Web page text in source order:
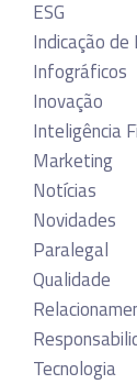
ESG
Indicação
Infográficos
Inovação
Inteligência
Marketing
Notícias
Novidades
Paralegal
Qualidade
Tecnologia